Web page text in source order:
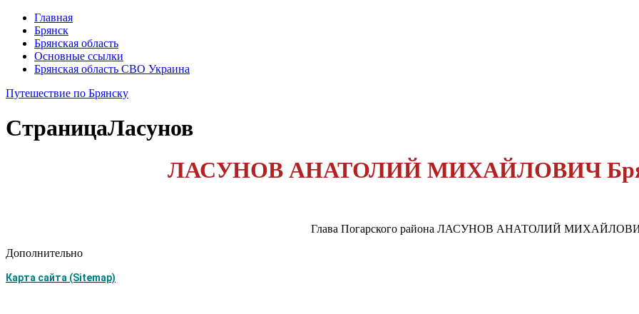
Главная
Брянск
Брянская область
Основные ссылки
Брянская область СВО Украина
Путешествие по Брянску
СтраницаЛасунов
ЛАСУНОВ АНАТОЛИЙ МИХАЙЛОВИЧ
Глава Погарского района ЛАСУНОВ АНАТОЛИЙ
Дополнительно
Карта сайта (Sitemap)